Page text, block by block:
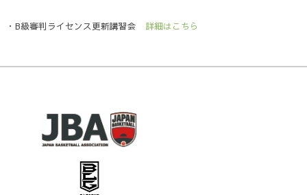
・B級審判ライセンス更新講習会 詳細はこちら